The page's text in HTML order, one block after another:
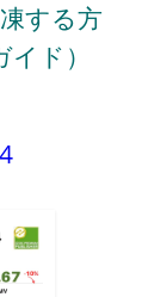
する方
ド）